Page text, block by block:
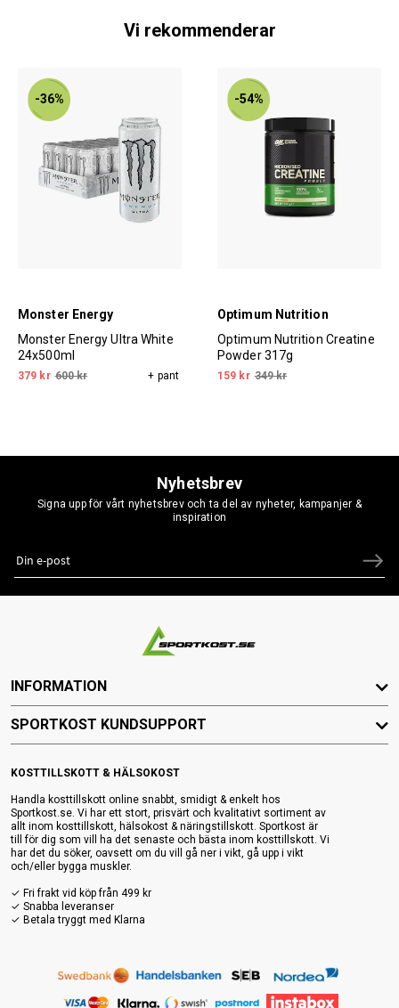
Vi rekommenderar
-36%
Monster Energy
Monster Energy Ultra White
24x500ml
379 kr 600 kr + pant
-54%
Optimum Nutrition
Optimum Nutrition Creatine
Powder 317g
159 kr 349 kr
Nyhetsbrev
Signa upp för vårt nyhetsbrev och ta del av nyheter, kampanjer &
inspiration
KOSTTILLSKOTT & HÄLSOKOST
Handla kosttillskott online snabbt, smidigt & enkelt hos
Sportkost.se. Vi har ett stort, prisvärt och kvalitativt sortiment av
allt inom kosttillskott, hälsokost & näringstillskott. Sportkost är
till för dig som vill ha det senaste och bästa inom kosttillskott. Vi
har det du söker, oavsett om du vill gå ner i vikt, gå upp i vikt
och/eller bygga muskler.
✓ Fri frakt vid köp från 499 kr
✓ Snabba leveranser
✓ Betala tryggt med Klarna
INFORMATION
SPORTKOST KUNDSUPPORT